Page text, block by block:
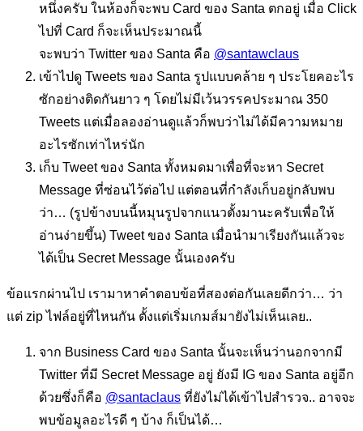
หนึ่งครับ ในห้องก็จะพบ Card ของ Santa ตกอยู่ เมื่อ Click
ไปที่ Card ก็จะเห็นประมาณนี้
จะพบว่า Twitter ของ Santa คือ @santawclaus
เข้าไปดู Tweets ของ Santa รูปแบบคล้าย ๆ ประโยคอะไร
ซักอย่างติดกันยาว ๆ โดยไม่มีเว้นวรรคประมาณ 350
Tweets แต่เมื่อลองอ่านดูแล้วก็พบว่าไม่ได้มีความหมาย
อะไรซักเท่าไหร่นัก
เก็บ Tweet ของ Santa ทั้งหมดมาเพื่อที่จะหา Secret
Message ที่ซ่อนไว้ต่อไป แต่ตอนที่กำลังเก็บอยู่กลับพบ
ว่า… (รูปข้างบนนี้หมุนรูปจากแนวตั้งมานะครับเพื่อให้
อ่านง่ายขึ้น) Tweet ของ Santa เมื่อนำมาเรียงกันแล้วจะ
ได้เป็น Secret Message นั้นเองครับ
ข้อแรกผ่านไป เรามาหาคำตอบข้อที่สองต่อกันเลยดีกว่า… ว่า
แต่ zip ไฟล์อยู่ที่ไหนกัน ตั้งแต่เริ่มเกมส์มายังไม่เห็นเลย..
จาก Business Card ของ Santa นั้นจะเห็นว่านอกจากมี
Twitter ที่มี Secret Message อยู่ ยังมี IG ของ Santa อยู่อีก
ด้วยซึ่งก็คือ @santaclaus ที่ยังไม่ได้เข้าไปสำรวจ.. อาจจะ
พบข้อมูลอะไรดี ๆ บ้าง ก็เป็นได้…